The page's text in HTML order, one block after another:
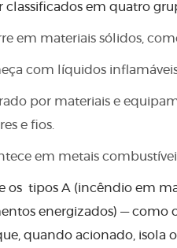
classificados em quatro
em materiais sólidos,
com líquidos
por materiais e
e fios.
em metais
os tipos A (incêndio em
energizados) — como
quando acionado, isola